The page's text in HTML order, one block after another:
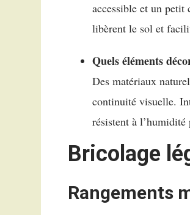
accessible et un petit
libèrent le sol et
Quels éléments
Des matériaux
continuité visuelle.
résistent à
Bricolage
Rangements